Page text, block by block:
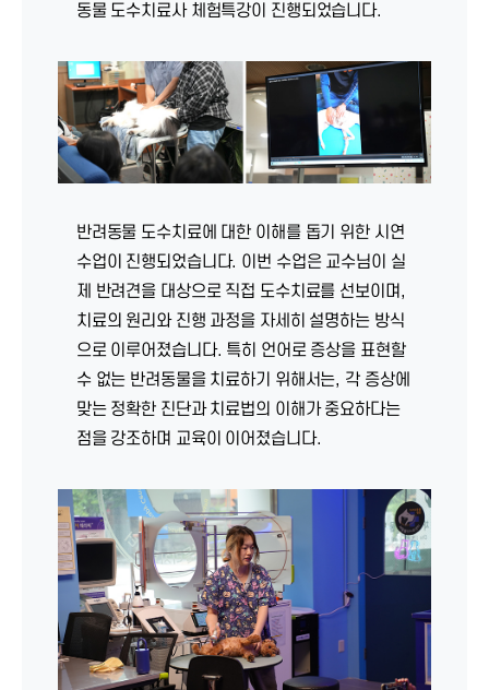
동물 도수치료사 체험특강이 진행되었습니다.
반려동물 도수치료에 대한 이해를 돕기 위한 시연
수업이 진행되었습니다. 이번 수업은 교수님이 실
제 반려견을 대상으로 직접 도수치료를 선보이며,
치료의 원리와 진행 과정을 자세히 설명하는 방식
으로 이루어졌습니다. 특히 언어로 증상을 표현할
수 없는 반려동물을 치료하기 위해서는, 각 증상에
맞는 정확한 진단과 치료법의 이해가 중요하다는
점을 강조하며 교육이 이어졌습니다.